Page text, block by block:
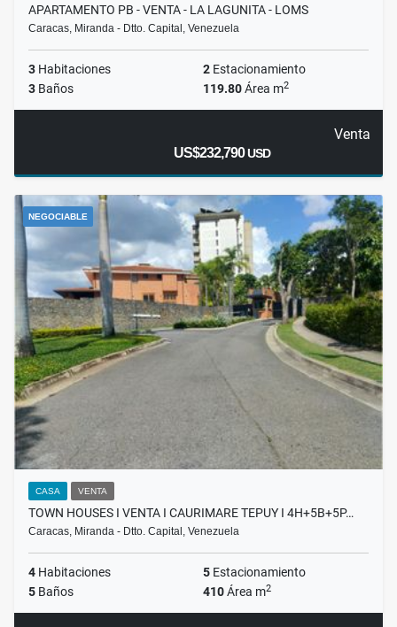
APARTAMENTO PB - VENTA - LA LAGUNITA - LOMS
Caracas, Miranda - Dtto. Capital, Venezuela
3 Habitaciones 2 Estacionamiento
3 Baños 119.80Área m2
Venta
US$232,790USD
NEGOCIABLE
CASA VENTA
TOWN HOUSES I VENTA I CAURIMARE TEPUY I 4H+5B+5P…
Caracas, Miranda - Dtto. Capital, Venezuela
4 Habitaciones 5 Estacionamiento
5 Baños 410Área m2